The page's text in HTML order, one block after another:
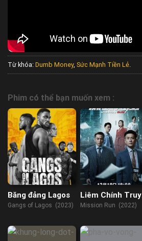
Từ khóa: Dumb Money, Sức Mạnh Tiền Lẻ
Phim có thể bạn muốn xem :
Băng đảng Lagos
Gangs of Lagos (2023)
Liêm Chính Truy
Kích
Mission Run (2022)